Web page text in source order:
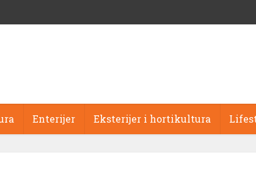
Enterijer Eksterijer i hortikultura